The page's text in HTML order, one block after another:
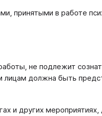
принятыми в работе
не подлежит
лицам должна быть
и других